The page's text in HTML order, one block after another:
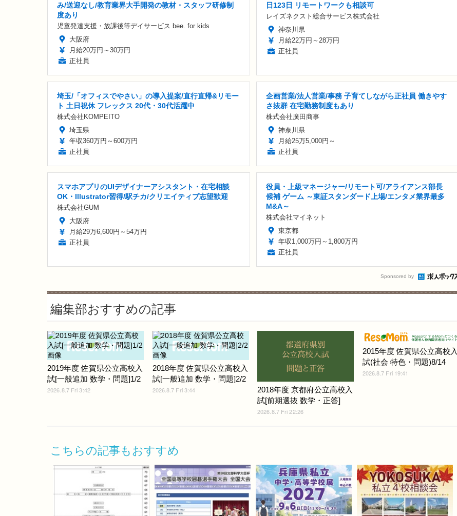
み/送迎なし/教育業界大手開発の教材・スタッフ研修制
度あり
児童発達支援・放課後等デイサービス bee. for kids
大阪府
月給20万円～30万円
正社員
日123日 リモートワークも相談可
レイズネクスト総合サービス株式会社
神奈川県
月給22万円～28万円
正社員
埼玉/「オフィスでやさい」の導入提案/直行直帰&リモー
ト 土日祝休 フレックス 20代・30代活躍中
株式会社KOMPEITO
埼玉県
年収360万円～600万円
正社員
企画営業/法人営業/事務 子育てしながら正社員 働きやす
さ抜群 在宅勤務制度もあり
株式会社廣田商事
神奈川県
月給25万5,000円～
正社員
スマホアプリのUIデザイナーアシスタント・在宅相談
OK・Illustrator習得/駅チカ/クリエイティブ志望歓迎
株式会社GUM
大阪府
月給29万6,600円～54万円
正社員
役員・上級マネージャー/リモート可/アライアンス部長
候補 ゲーム ～東証スタンダード上場/エンタメ業界最多
M&A～
株式会社マイネット
東京都
年収1,000万円～1,800万円
正社員
Sponsored by
編集部おすすめの記事
2019年度 佐賀県公立高校入
試[一般追加 数学・問題]1/2
2026.8.7 Fri 3:42
2018年度 佐賀県公立高校入
試[一般追加 数学・問題]2/2
2026.8.7 Fri 3:44
2018年度 京都府公立高校入
試[前期選抜 数学・正答]
2026.8.7 Fri 22:26
2015年度 佐賀県公立高校入
試(社会 特色・問題)8/14
2026.8.7 Fri 19:41
こちらの記事もおすすめ